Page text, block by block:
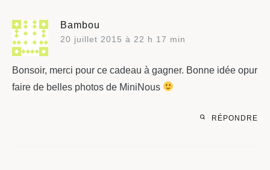
Bambou
20 juillet 2015 à 22 h 17 min
Bonsoir, merci pour ce cadeau à gagner. Bonne idée opur
faire de belles photos de MiniNous
RÉPONDRE